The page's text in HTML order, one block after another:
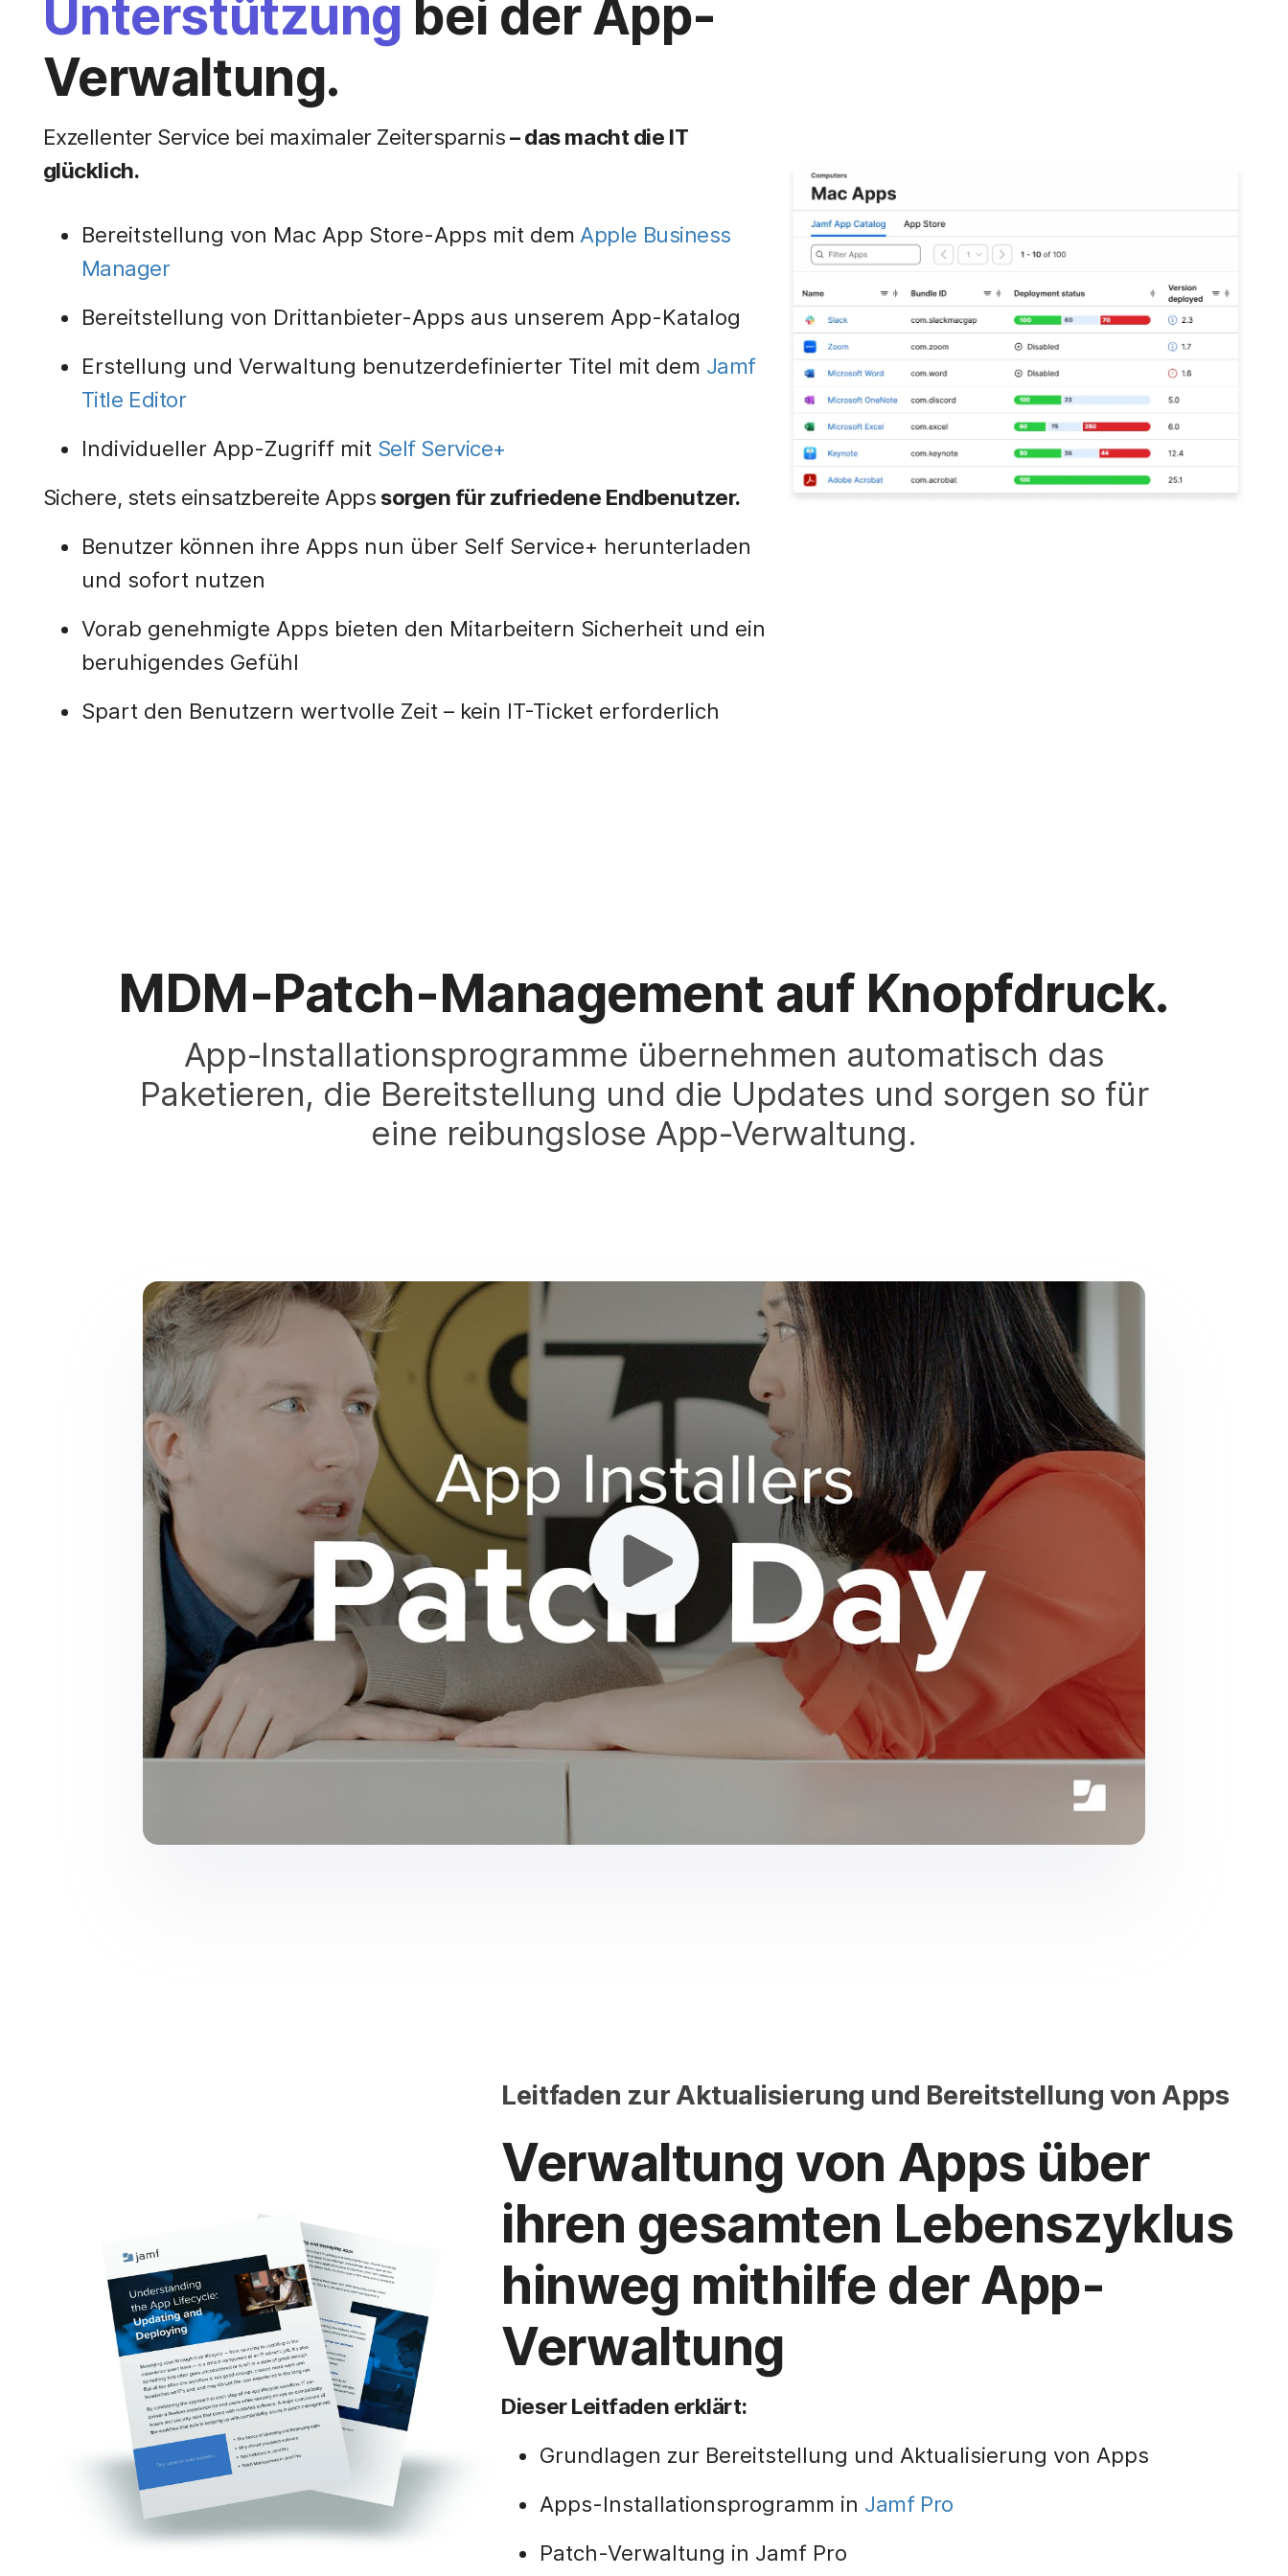
Unterstützung bei der App-
Verwaltung.
Exzellenter Service bei maximaler Zeitersparnis– das macht die IT
glücklich.
Bereitstellung von Mac App Store-Apps mit dem Apple Business
Manager
Bereitstellung von Drittanbieter-Apps aus unserem App-Katalog
Erstellung und Verwaltung benutzerdefinierter Titel mit dem Jamf
Title Editor
Individueller App-Zugriff mit Self Service+
Sichere, stets einsatzbereite Appssorgen für zufriedene Endbenutzer.
Benutzer können ihre Apps nun über Self Service+ herunterladen
und sofort nutzen
Vorab genehmigte Apps bieten den Mitarbeitern Sicherheit und ein
beruhigendes Gefühl
Spart den Benutzern wertvolle Zeit – kein IT-Ticket erforderlich
MDM-Patch-Management auf Knopfdruck.
App-Installationsprogramme übernehmen automatisch das
Paketieren, die Bereitstellung und die Updates und sorgen so für
eine reibungslose App-Verwaltung.
Leitfaden zur Aktualisierung und Bereitstellung von Apps
Verwaltung von Apps über
ihren gesamten Lebenszyklus
hinweg mithilfe der App-
Verwaltung
Dieser Leitfaden erklärt:
Grundlagen zur Bereitstellung und Aktualisierung von Apps
Apps-Installationsprogramm in Jamf Pro
Patch-Verwaltung in Jamf Pro